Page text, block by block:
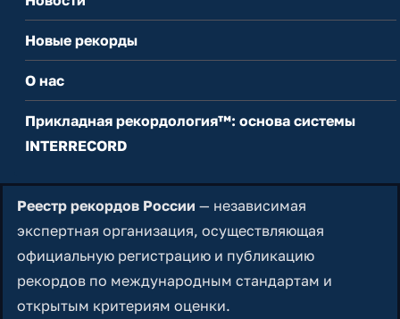
Новые рекорды
О нас
Прикладная рекордология™: основа системы
INTERRECORD
Реестр рекордов России — независимая
экспертная организация, осуществляющая
официальную регистрацию и публикацию
рекордов по международным стандартам и
открытым критериям оценки.